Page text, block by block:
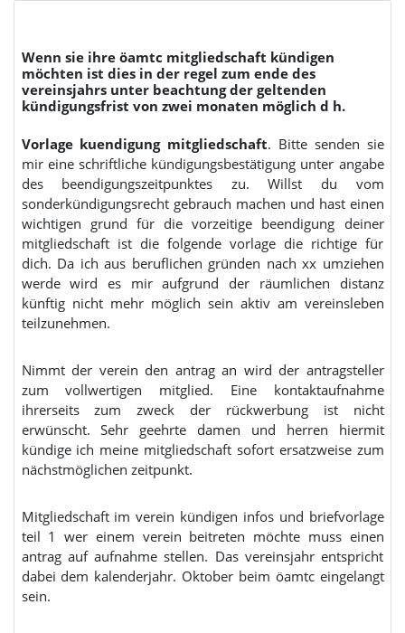
Wenn sie ihre öamtc mitgliedschaft kündigen
möchten ist dies in der regel zum ende des
vereinsjahrs unter beachtung der geltenden
kündigungsfrist von zwei monaten möglich d h.
Vorlage kuendigung mitgliedschaft. Bitte senden sie
mir eine schriftliche kündigungsbestätigung unter angabe
des beendigungszeitpunktes zu. Willst du vom
sonderkündigungsrecht gebrauch machen und hast einen
wichtigen grund für die vorzeitige beendigung deiner
mitgliedschaft ist die folgende vorlage die richtige für
dich. Da ich aus beruflichen gründen nach xx umziehen
werde wird es mir aufgrund der räumlichen distanz
künftig nicht mehr möglich sein aktiv am vereinsleben
teilzunehmen.
Nimmt der verein den antrag an wird der antragsteller
zum vollwertigen mitglied. Eine kontaktaufnahme
ihrerseits zum zweck der rückwerbung ist nicht
erwünscht. Sehr geehrte damen und herren hiermit
kündige ich meine mitgliedschaft sofort ersatzweise zum
nächstmöglichen zeitpunkt.
Mitgliedschaft im verein kündigen infos und briefvorlage
teil 1 wer einem verein beitreten möchte muss einen
antrag auf aufnahme stellen. Das vereinsjahr entspricht
dabei dem kalenderjahr. Oktober beim öamtc eingelangt
sein.